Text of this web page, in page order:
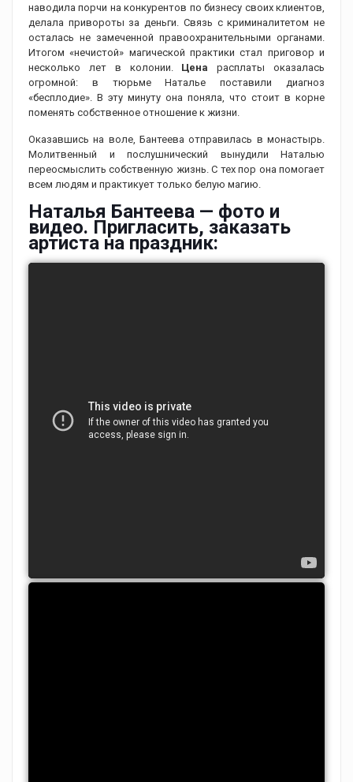
наводила порчи на конкурентов по бизнесу своих клиентов,
делала привороты за деньги. Связь с криминалитетом не
осталась не замеченной правоохранительными органами.
Итогом «нечистой» магической практики стал приговор и
несколько лет в колонии. Цена расплаты оказалась
огромной: в тюрьме Наталье поставили диагноз
«бесплодие». В эту минуту она поняла, что стоит в корне
поменять собственное отношение к жизни.
Оказавшись на воле, Бантеева отправилась в монастырь.
Молитвенный и послушнический вынудили Наталью
переосмыслить собственную жизнь. С тех пор она помогает
всем людям и практикует только белую магию.
Наталья Бантеева — фото и
видео. Пригласить, заказать
артиста на праздник: